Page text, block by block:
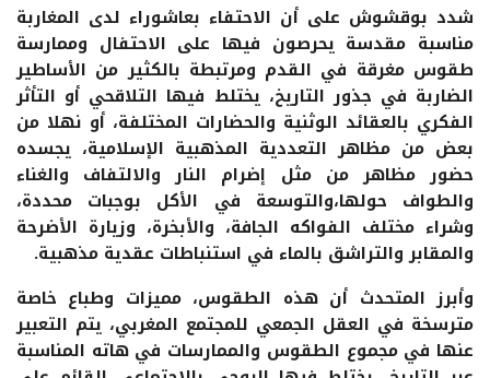
شدد بوقشوش على أن الاحتفاء بعاشوراء لدى المغاربة
مناسبة مقدسة يحرصون فيها على الاحتفال وممارسة
طقوس مغرقة في القدم ومرتبطة بالكثير من الأساطير
الضاربة في جذور التاريخ، يختلط فيها التلاقحي أو التأثر
الفكري بالعقائد الوثنية والحضارات المختلفة، أو نهلا من
بعض من مظاهر التعددية المذهبية الإسلامية، يجسده
حضور مظاهر من مثل إضرام النار والالتفاف والغناء
والطواف حولها،والتوسعة في الأكل بوجبات محددة،
وشراء مختلف الفواكه الجافة، والأبخرة، وزيارة الأضرحة
والمقابر والتراشق بالماء في استنباطات عقدية مذهبية.
وأبرز المتحدث أن هذه الطقوس، مميزات وطباع خاصة
مترسخة في العقل الجمعي للمجتمع المغربي، يتم التعبير
عنها في مجموع الطقوس والممارسات في هاته المناسبة